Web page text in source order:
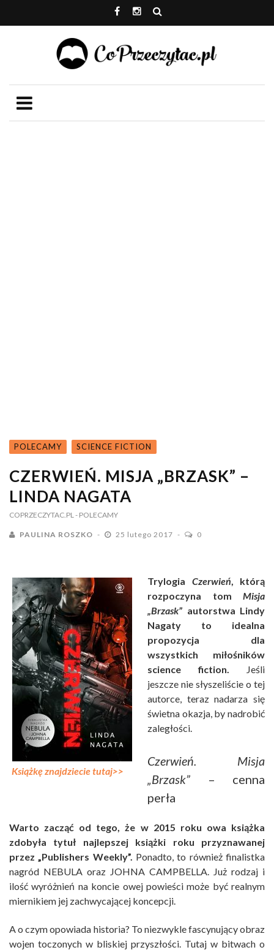
POLECAMY SCIENCE FICTION
CZERWIEŃ. MISJA „BRZASK” –
LINDA NAGATA
COPRZECZYTAC.PL - POLECAMY
PAULINA ROSZKO 25 lutego 2017 0
Książkę znajdziecie tutaj>>
Trylogia Czerwień, którą
rozpoczyna tom Misja
„Brzask” autorstwa Lindy
Nagaty to idealna
propozycja dla
wszystkich miłośników
science fiction. Jeśli
jeszcze nie słyszeliście o tej
autorce, teraz nadarza się
świetna okazja, by nadrobić
zaległości.
Czerwień. Misja
„Brzask” – cenna
perła
Warto zacząć od tego, że w 2015 roku owa książka
zdobyła tytuł najlepszej książki roku przyznawanej
przez „Publishers Weekly”. Ponadto, to również finalistka
nagród NEBULA oraz JOHNA CAMPBELLA. Już rodzaj i
ilość wyróżnień na koncie owej powieści może być realnym
miernikiem jej zachwycającej koncepcji.
A o czym opowiada historia? To niezwykle fascynujący obraz
wojen toczonych w bliskiej przyszłości. Tutaj w bitwach o